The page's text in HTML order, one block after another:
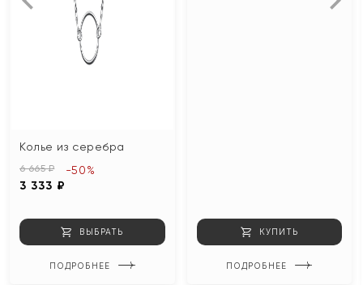
Колье из серебра
6 665 ₽
3 333 ₽
-50%
ВЫБРАТЬ
ПОДРОБНЕЕ
КУПИТЬ
ПОДРОБНЕЕ